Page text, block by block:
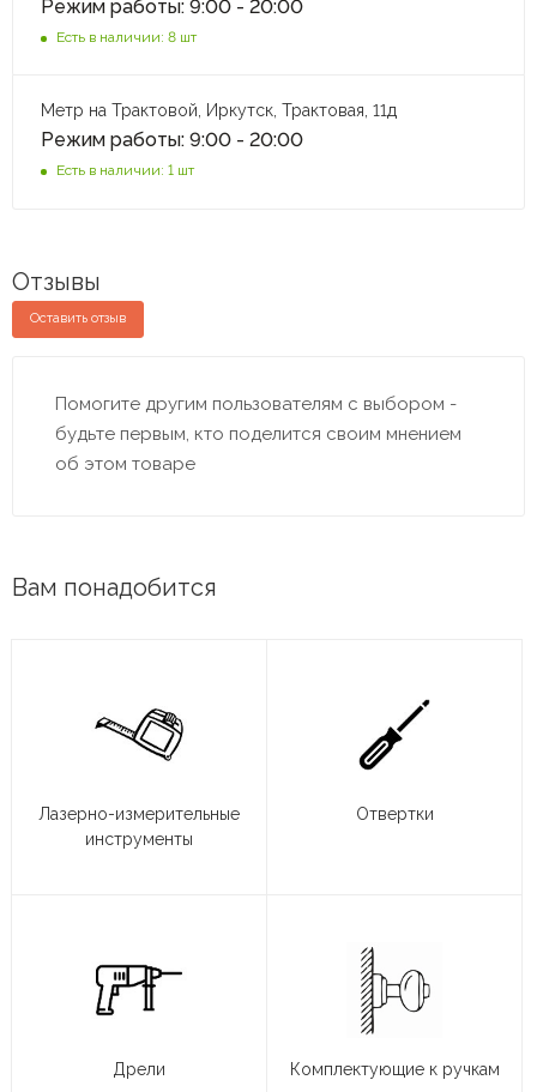
Режим работы: 9:00 - 20:00
Есть в наличии: 8 шт
Метр на Трактовой, Иркутск, Трактовая, 11д
Режим работы: 9:00 - 20:00
Есть в наличии: 1 шт
Отзывы
Оставить отзыв
Помогите другим пользователям с выбором -
будьте первым, кто поделится своим мнением
об этом товаре
Вам понадобится
Лазерно-измерительные
инструменты
Отвертки
Дрели Комплектующие к ручкам